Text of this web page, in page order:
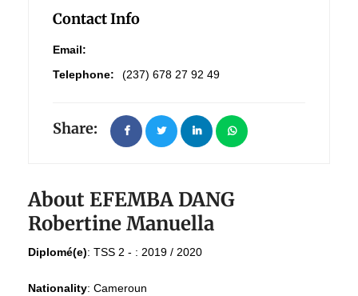
Contact Info
Email:
Telephone:
(237) 678 27 92 49
Share:
About EFEMBA DANG
Robertine Manuella
Diplomé(e): TSS 2 - : 2019 / 2020
Nationality: Cameroun